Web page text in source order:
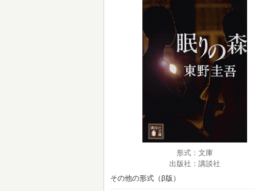
形式：文庫
出版社：講談社
その他の形式（β版）